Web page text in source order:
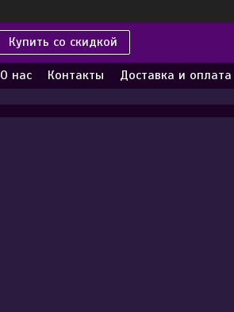
Купить со скидкой
О нас Контакты Доставка и оплата